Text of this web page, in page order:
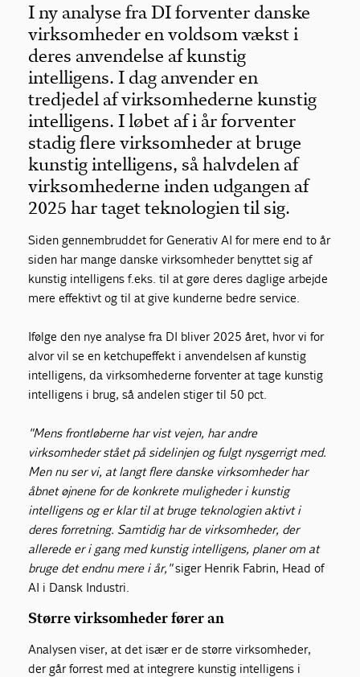
I ny analyse fra DI forventer danske
virksomheder en voldsom vækst i
deres anvendelse af kunstig
intelligens. I dag anvender en
tredjedel af virksomhederne kunstig
intelligens. I løbet af i år forventer
stadig flere virksomheder at bruge
kunstig intelligens, så halvdelen af
virksomhederne inden udgangen af
2025 har taget teknologien til sig.
Siden gennembruddet for Generativ AI for mere end to år
siden har mange danske virksomheder benyttet sig af
kunstig intelligens f.eks. til at gøre deres daglige arbejde
mere effektivt og til at give kunderne bedre service.
Ifølge den nye analyse fra DI bliver 2025 året, hvor vi for
alvor vil se en ketchupeffekt i anvendelsen af kunstig
intelligens, da virksomhederne forventer at tage kunstig
intelligens i brug, så andelen stiger til 50 pct.
"Mens frontløberne har vist vejen, har andre
virksomheder stået på sidelinjen og fulgt nysgerrigt med.
Men nu ser vi, at langt flere danske virksomheder har
åbnet øjnene for de konkrete muligheder i kunstig
intelligens og er klar til at bruge teknologien aktivt i
deres forretning. Samtidig har de virksomheder, der
allerede er i gang med kunstig intelligens, planer om at
bruge det endnu mere i år,"siger Henrik Fabrin, Head of
AI i Dansk Industri.
Større virksomheder fører an
Analysen viser, at det især er de større virksomheder,
der går forrest med at integrere kunstig intelligens i